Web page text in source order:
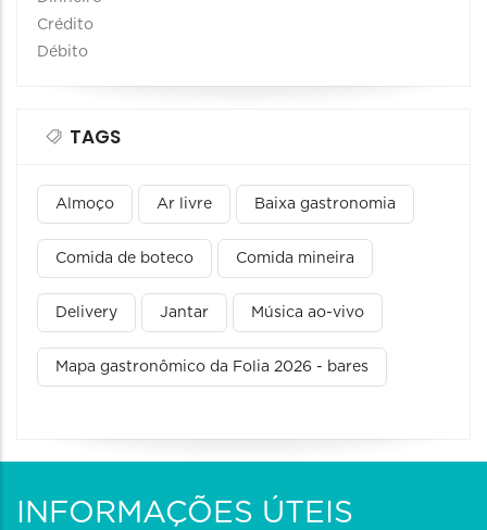
Crédito
Débito
TAGS
Almoço Ar livre Baixa gastronomia
Comida de boteco Comida mineira
Delivery Jantar Música ao-vivo
Mapa gastronômico da Folia 2026 - bares
INFORMAÇÕES ÚTEIS